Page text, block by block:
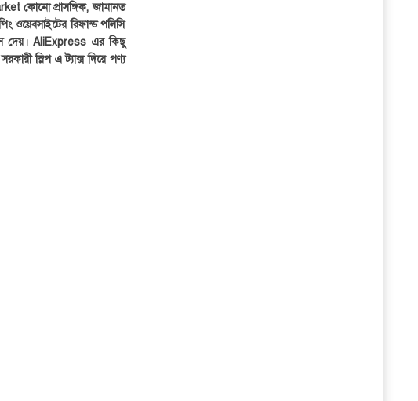
কোনো প্রাসঙ্গিক, জামানত
ওয়েবসাইটের রিফান্ড পলিসি
দেয়। AliExpress এর কিছু
স্লিপ এ ট্যাক্স দিয়ে পণ্য